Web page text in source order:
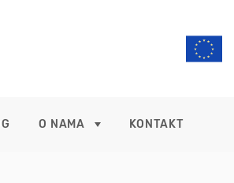
O NAMA KONTAKT